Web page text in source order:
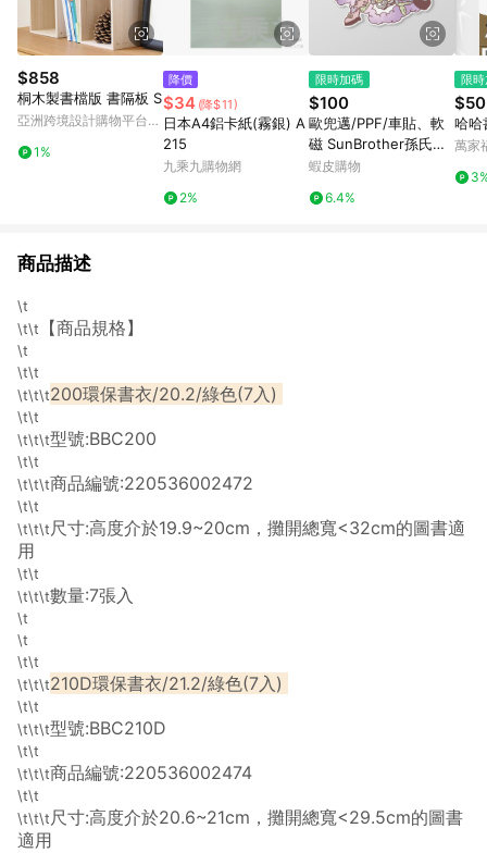
$858
桐木製書檔版 書隔板 S
亞洲跨境設計購物平台
1%
降價
$34 (降$11)
日本A4鋁卡紙(霧銀) A
215
九乘九購物網
2%
限時加碼
$100
歐兜邁/PPF/車貼、軟
磁 SunBrother孫氏兄
弟 3M 反光貼紙 防水
貼
蝦皮購物
6.4%
限
$50
哈哈
萬家
商品描述
\t
\t\t
【商品規格】
\t
\t\t
\t\t\t200環保書衣/20.2/綠色(7入)
\t\t
\t\t\t型號:BBC200
\t\t
\t\t\t商品編號:220536002472
\t\t
\t\t\t尺寸:高度介於19.9~20cm，攤開總寬<32cm的圖書適
用
\t\t
\t\t\t數量:7張入
\t
\t
\t\t
\t\t\t210D環保書衣/21.2/綠色(7入)
\t\t
\t\t\t型號:BBC210D
\t\t
\t\t\t商品編號:220536002474
\t\t
\t\t\t尺寸:高度介於20.6~21cm，攤開總寬<29.5cm的圖書
適用